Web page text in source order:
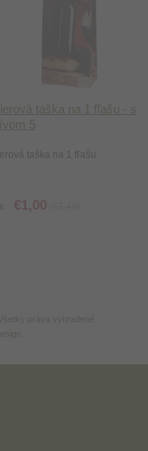
taška na 1 fľašu - s
5
taška na 1 fľašu
€1,00
práva vyhradené.